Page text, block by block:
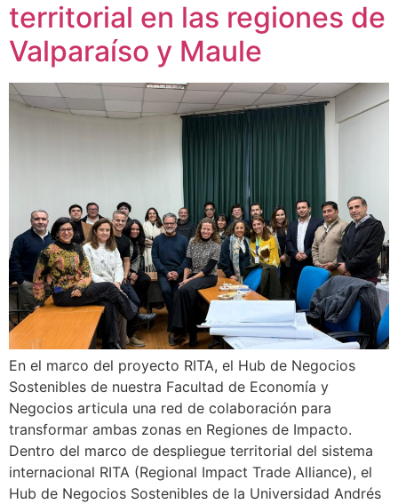
territorial en las regiones de
Valparaíso y Maule
En el marco del proyecto RITA, el Hub de Negocios
Sostenibles de nuestra Facultad de Economía y
Negocios articula una red de colaboración para
transformar ambas zonas en Regiones de Impacto.
Dentro del marco de despliegue territorial del sistema
internacional RITA (Regional Impact Trade Alliance), el
Hub de Negocios Sostenibles de la Universidad Andrés